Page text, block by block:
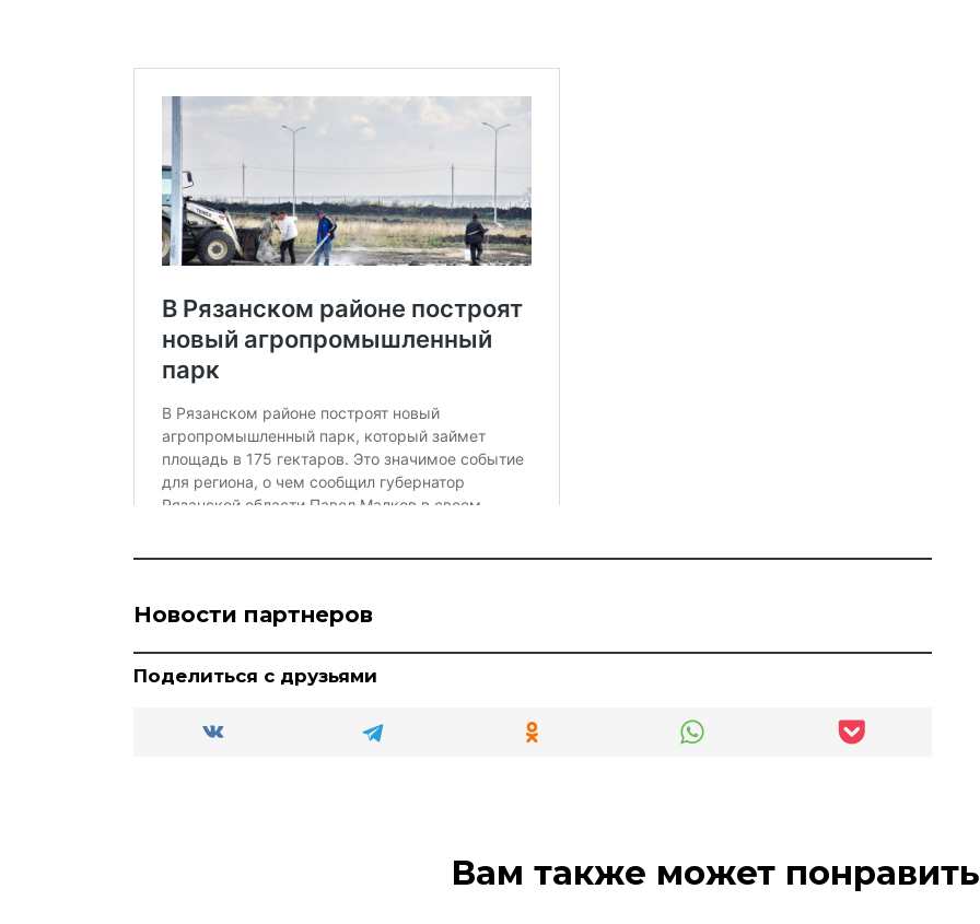
Новости партнеров
Поделиться с друзьями
Вам также может